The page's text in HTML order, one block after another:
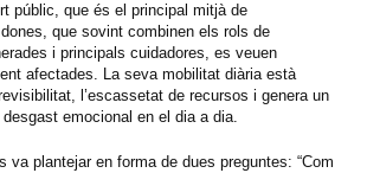
públic, que és el principal mitjà de
que sovint combinen els rols de
i principals cuidadores, es veuen
afectades. La seva mobilitat diària està
l’escassetat de recursos i genera un
emocional en el dia a dia.
va plantejar en forma de dues preguntes: “Com